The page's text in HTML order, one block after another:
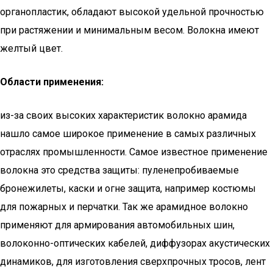
органопластик, обладают высокой удельной прочностью
при растяжении и минимальным весом. Волокна имеют
желтый цвет.
Области применения:
из-за своих высоких характеристик волокно арамида
нашло самое широкое применение в самых различных
отраслях промышленности. Самое известное применение
волокна это средства защиты: пуленепробиваемые
бронежилеты, каски и огне защита, например костюмы
для пожарных и перчатки. Так же арамидное волокно
применяют для армирования автомобильных шин,
волоконно-оптических кабелей, диффузорах акустических
динамиков, для изготовления сверхпрочных тросов, лент